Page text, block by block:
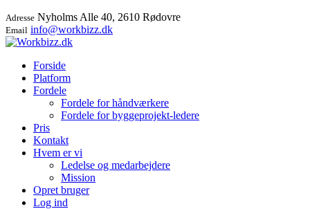
Adresse Nyholms Alle 40, 2610 Rødovre
Email info@workbizz.dk
Forside
Platform
Fordele
Fordele for håndværkere
Fordele for byggeprojekt-ledere
Pris
Kontakt
Hvem er vi
Ledelse og medarbejdere
Mission
Opret bruger
Log ind